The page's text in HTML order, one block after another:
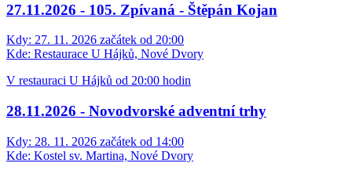
27.11.2026 - 105. Zpívaná - Štěpán Kojan
Kdy: 27. 11. 2026 začátek od 20:00
Kde: Restaurace U Hájků, Nové Dvory
V restauraci U Hájků od 20:00 hodin
28.11.2026 - Novodvorské adventní trhy
Kdy: 28. 11. 2026 začátek od 14:00
Kde: Kostel sv. Martina, Nové Dvory